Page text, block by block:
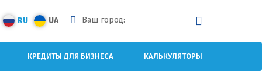
RU UA Ваш город:
КРЕДИТЫ ДЛЯ БИЗНЕСА КАЛЬКУЛЯТОРЫ